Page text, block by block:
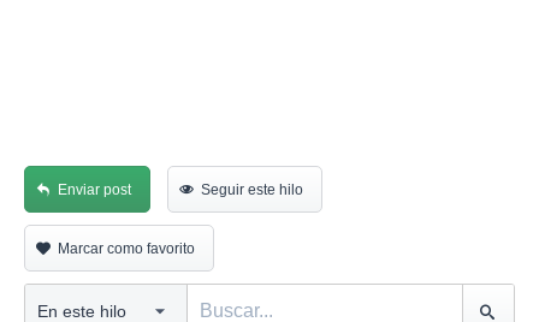
Enviar post Seguir este hilo
Marcar como favorito